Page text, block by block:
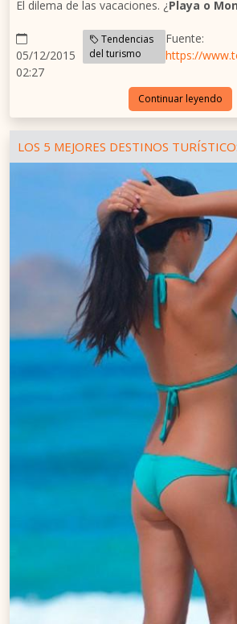
El dilema de las vacaciones. ¿Playa o
05/12/2015
02:27
Tendencias
del turismo
Fuente:
https://
Continuar leyendo
LOS 5 MEJORES DESTINOS